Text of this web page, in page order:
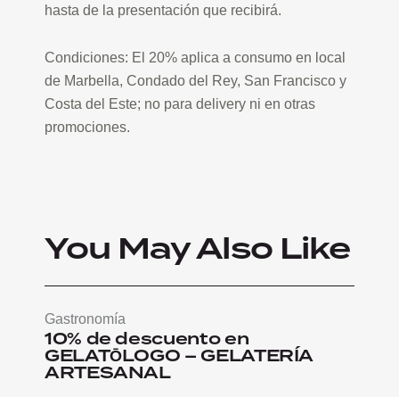
hasta de la presentación que recibirá.
Condiciones: El 20% aplica a consumo en local
de Marbella, Condado del Rey, San Francisco y
Costa del Este; no para delivery ni en otras
promociones.
You May Also Like
Gastronomía
10% de descuento en
GELATŌLOGO – GELATERÍA
ARTESANAL